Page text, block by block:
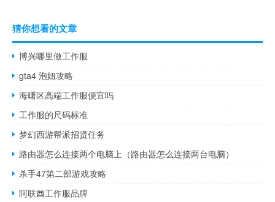
猜你想看的文章
博兴哪里做工作服
gta4 泡妞攻略
海曙区高端工作服便宜吗
工作服的尺码标准
梦幻西游帮派招贤任务
路由器怎么连接两个电脑上（路由器怎么连接两台电脑）
杀手47第二部游戏攻略
阿联酋工作服品牌